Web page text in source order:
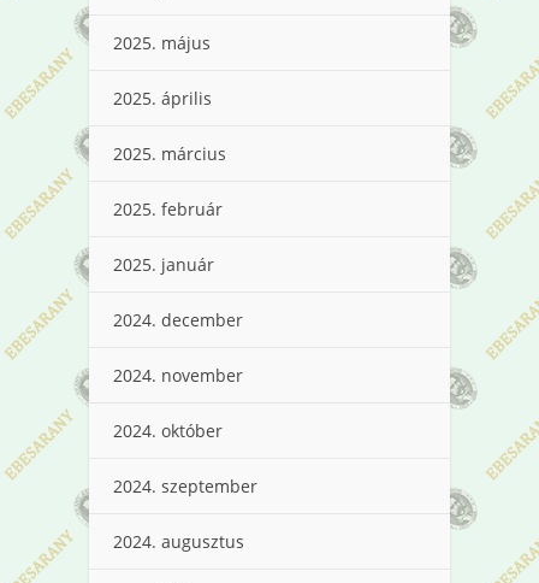
2025. május
2025. április
2025. március
2025. február
2025. január
2024. december
2024. november
2024. október
2024. szeptember
2024. augusztus